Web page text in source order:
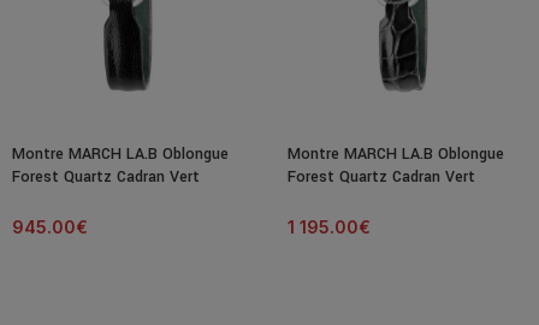
Montre MARCH LA.B Oblongue
Forest Quartz Cadran Vert
945.00€
Montre MARCH LA.B Oblongue
Forest Quartz Cadran Vert
1 195.00€